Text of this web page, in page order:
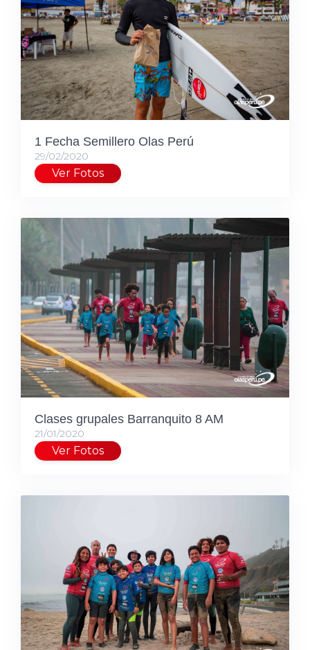
1 Fecha Semillero Olas Perú
29/02/2020
Ver Fotos
Clases grupales Barranquito 8 AM
21/01/2020
Ver Fotos